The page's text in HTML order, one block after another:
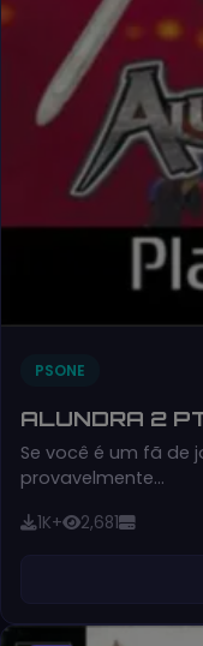
PSONE
ALUNDRA 2
Se você é um fã de
provavelmente…
1K+ 2,681